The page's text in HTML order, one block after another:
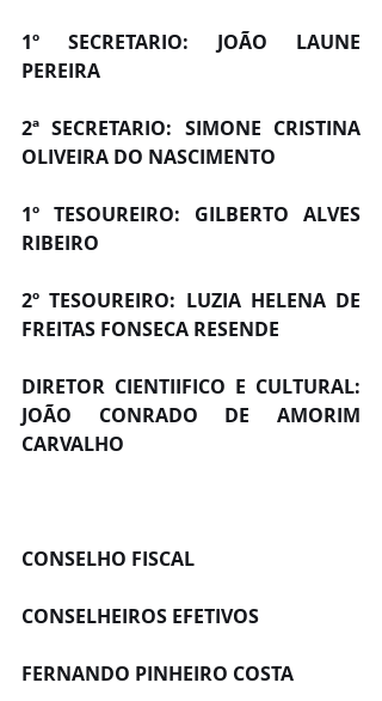
1º SECRETARIO: JOÃO LAUNE
PEREIRA
2ª SECRETARIO: SIMONE CRISTINA
OLIVEIRA DO NASCIMENTO
1º TESOUREIRO: GILBERTO ALVES
RIBEIRO
2º TESOUREIRO: LUZIA HELENA DE
FREITAS FONSECA RESENDE
DIRETOR CIENTIIFICO E CULTURAL:
JOÃO CONRADO DE AMORIM
CARVALHO
CONSELHO FISCAL
CONSELHEIROS EFETIVOS
FERNANDO PINHEIRO COSTA